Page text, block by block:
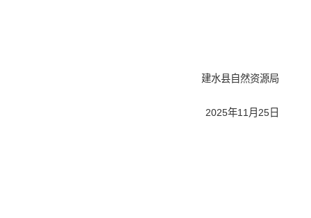
建水县自然资源局
2025年11月25日